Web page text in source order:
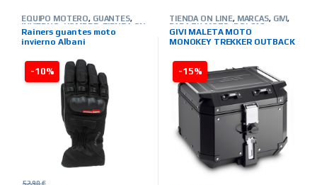
-10%
EQUIPO MOTERO, GUANTES,
INVIERNO
HOMBRE, TIENDA ON
LINE,MARCAS,RAINERS
Rainers guantes moto
invierno Albani
-15%
TIENDA ON LINE, MARCAS, GIVI,
PARA TU MOTO
BOLSAS-
MALETAS-ALFORJAS-OTROS
GIVI MALETA MOTO
MONOKEY TREKKER OUTBACK